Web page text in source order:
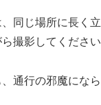
、同じ場所に長く
撮影してください
通行の邪魔にな